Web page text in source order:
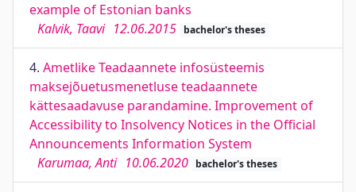
example of Estonian banks
Kalvik, Taavi 12.06.2015 bachelor's theses
4. Ametlike Teadaannete infosüsteemis
maksejõuetusmenetluse teadaannete
kättesaadavuse parandamine. Improvement of
Accessibility to Insolvency Notices in the Official
Announcements Information System
Karumaa, Anti 10.06.2020 bachelor's theses